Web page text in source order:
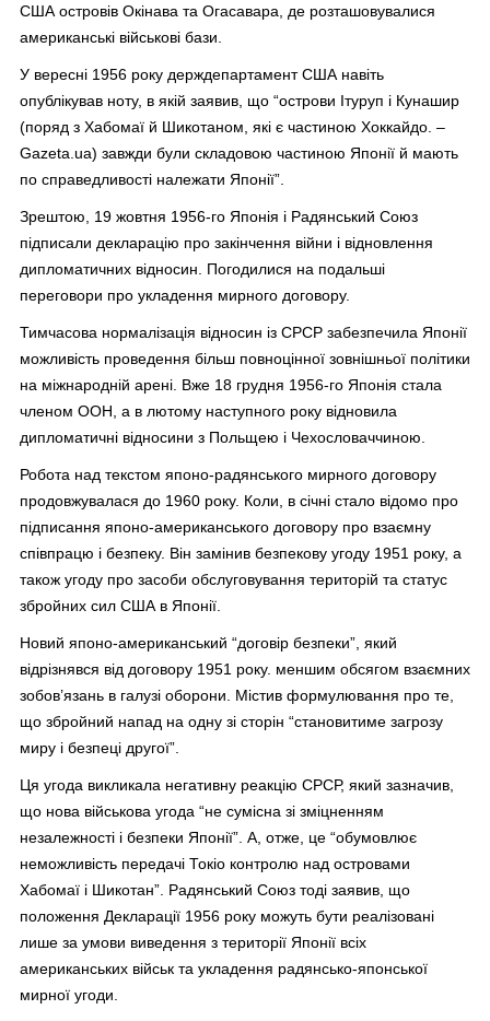
США островів Окінава та Огасавара, де розташовувалися
американські військові бази.
У вересні 1956 року держдепартамент США навіть
опублікував ноту, в якій заявив, що “острови Ітуруп і Кунашир
(поряд з Хабомаї й Шикотаном, які є частиною Хоккайдо. –
Gazeta.ua) завжди були складовою частиною Японії й мають
по справедливості належати Японії”.
Зрештою, 19 жовтня 1956-го Японія і Радянський Союз
підписали декларацію про закінчення війни і відновлення
дипломатичних відносин. Погодилися на подальші
переговори про укладення мирного договору.
Тимчасова нормалізація відносин із СРСР забезпечила Японії
можливість проведення більш повноцінної зовнішньої політики
на міжнародній арені. Вже 18 грудня 1956-го Японія стала
членом ООН, а в лютому наступного року відновила
дипломатичні відносини з Польщею і Чехословаччиною.
Робота над текстом японо-радянського мирного договору
продовжувалася до 1960 року. Коли, в січні стало відомо про
підписання японо-американського договору про взаємну
співпрацю і безпеку. Він замінив безпекову угоду 1951 року, а
також угоду про засоби обслуговування територій та статус
збройних сил США в Японії.
Новий японо-американський “договір безпеки”, який
відрізнявся від договору 1951 року. меншим обсягом взаємних
зобов’язань в галузі оборони. Містив формулювання про те,
що збройний напад на одну зі сторін “стано­витиме загрозу
миру і безпеці другої”.
Ця угода викликала негативну реакцію СРСР, який зазначив,
що нова військова угода “не сумісна зі зміцненням
незалежності і безпеки Японії”. А, отже, це “обумовлює
неможливість передачі Токіо контролю над островами
Хабомаї і Шикотан”. Радянський Союз тоді заявив, що
положення Декларації 1956 року можуть бути реалізовані
лише за умови виведення з території Японії всіх
американських військ та укладення радянсько-японської
мирної угоди.